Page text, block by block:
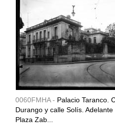
0060FMHA - Palacio Taranco.
Durango y calle Solís.
Plaza Zab...